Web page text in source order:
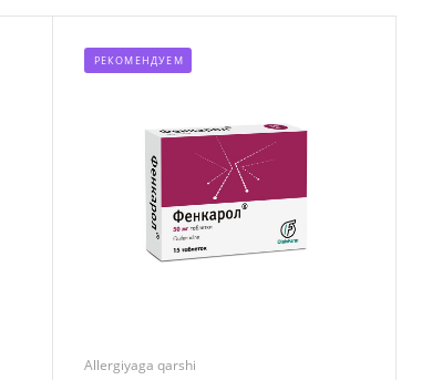
РЕКОМЕНДУЕМ
Allergiyaga qarshi